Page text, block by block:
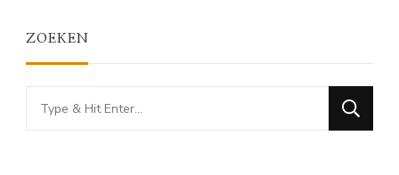
ZOEKEN
Looking
for